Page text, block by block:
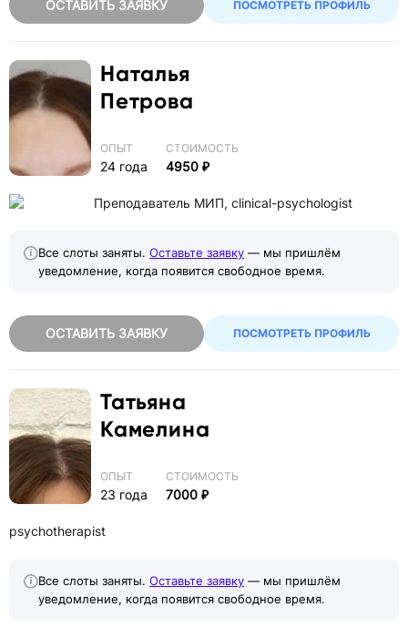
ОСТАВИТЬ ЗАЯВКУ ПОСМОТРЕТЬ ПРОФИЛЬ
Наталья
Петрова
Преподаватель МИП, clinical-psychologist
ОПЫТ
24 года
СТОИМОСТЬ
4950 ₽
Все слоты заняты. Оставьте заявку — мы пришлём
уведомление, когда появится свободное время.
ОСТАВИТЬ ЗАЯВКУ ПОСМОТРЕТЬ ПРОФИЛЬ
Татьяна
Камелина
psychotherapist
ОПЫТ
23 года
СТОИМОСТЬ
7000 ₽
Все слоты заняты. Оставьте заявку — мы пришлём
уведомление, когда появится свободное время.